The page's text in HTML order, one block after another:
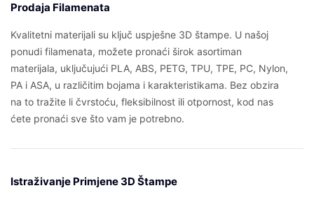
Prodaja Filamenata
Kvalitetni materijali su ključ uspješne 3D štampe. U našoj
ponudi filamenata, možete pronaći širok asortiman
materijala, uključujući PLA, ABS, PETG, TPU, TPE, PC, Nylon,
PA i ASA, u različitim bojama i karakteristikama. Bez obzira
na to tražite li čvrstoću, fleksibilnost ili otpornost, kod nas
ćete pronaći sve što vam je potrebno.
Istraživanje Primjene 3D Štampe